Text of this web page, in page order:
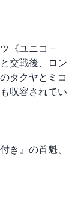
《ユニコ－
交戦後、ロン
タクヤとミコ
収容されてい
き』の首魁、